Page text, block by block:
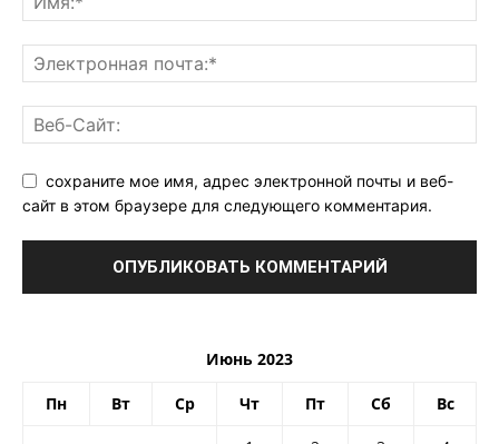
сохраните мое имя, адрес электронной почты и веб-
сайт в этом браузере для следующего комментария.
Июнь 2023
Пн Вт Ср Чт Пт Сб Вс